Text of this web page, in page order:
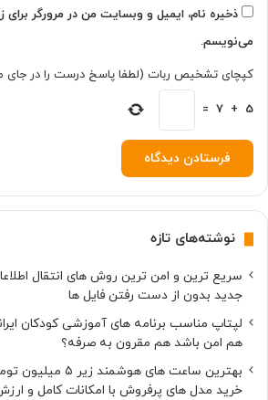
م
ر
خ
ر
ا
؟
پ
س
ی
ع
ر
د
ذخیره نام، ایمیل و وبسایت من در مرورگر برای
می‌نویسم.
کپچای تشخیص ربات (لطفا پاسخ درست را در جای
5
+
7
=
نوشته‌های تازه
سریع ترین و امن ترین روش های انتقال
جدید بدون از دست رفتن فایل ها
لپتاپ مناسب برنامه های آموزشی کودکان
هم امن باشد هم مقرون به صرفه؟
بهترین ساعت های
خرید مدل های پرفروش با امکانات کامل و